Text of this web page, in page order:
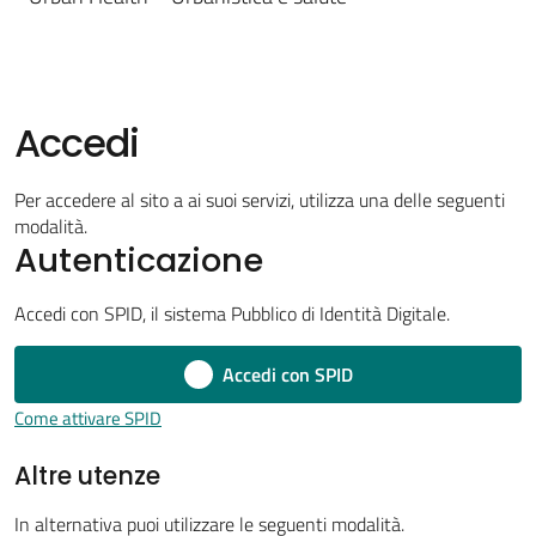
Tutti
gli
argomenti...
Seguici
Accedi
Per accedere al sito a ai suoi servizi, utilizza una delle seguenti
modalità.
Autenticazione
Accedi con SPID, il sistema Pubblico di Identità Digitale.
Accedi con SPID
Come attivare SPID
Altre utenze
In alternativa puoi utilizzare le seguenti modalità.